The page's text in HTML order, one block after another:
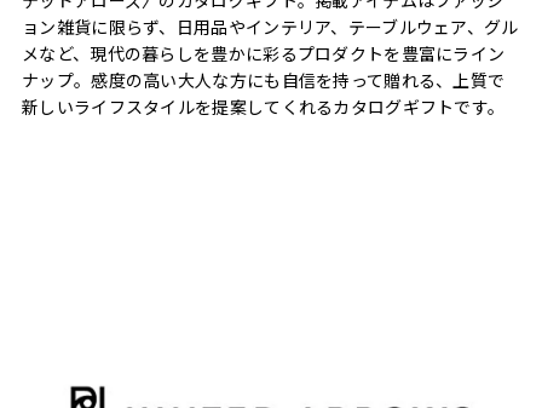
ョン雑貨に限らず、日用品やインテリア、テーブルウェア、グル
メなど、現代の暮らしを豊かに彩るプロダクトを豊富にライン
ナップ。感度の高い大人な方にも自信を持って贈れる、上質で
新しいライフスタイルを提案してくれるカタログギフトです。